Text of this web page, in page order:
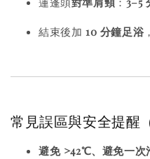
結束後加 10 分鐘足浴
常見誤區與安全提醒
避免 >42℃、避免一次